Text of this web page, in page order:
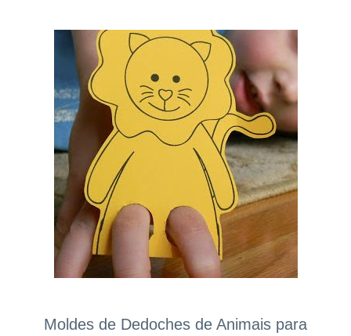
Moldes de Dedoches de Animais para